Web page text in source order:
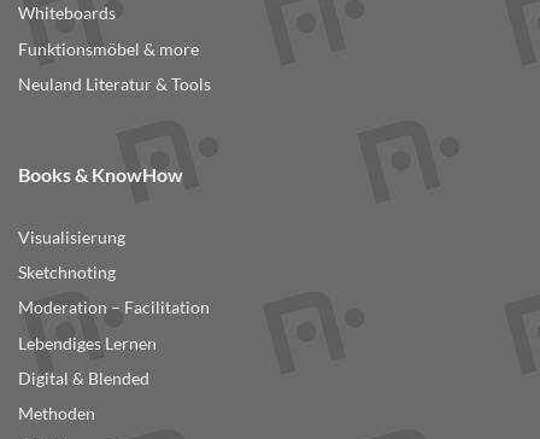
Whiteboards
Funktionsmöbel & more
Neuland Literatur & Tools
Books & KnowHow
Visualisierung
Sketchnoting
Moderation – Facilitation
Lebendiges Lernen
Digital & Blended
Methoden